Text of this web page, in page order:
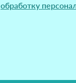
обработку